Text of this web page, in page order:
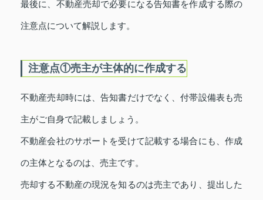
最後に、不動産売却で必要になる告知書を作成する際の
注意点について解説します。
注意点①売主が主体的に作成する
不動産売却時には、告知書だけでなく、付帯設備表も売
主がご自身で記載しましょう。
不動産会社のサポートを受けて記載する場合にも、作成
の主体となるのは、売主です。
売却する不動産の現況を知るのは売主であり、提出した